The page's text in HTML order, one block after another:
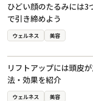
ひどい顔のたるみには3
で引き締めよう
ウェルネス 美容
リフトアップには頭皮
法・効果を紹介
ウェルネス 美容